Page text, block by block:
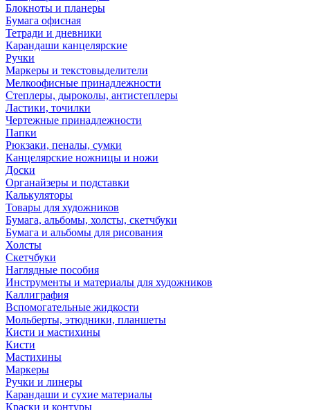
Блокноты и планеры
Бумага офисная
Тетради и дневники
Карандаши канцелярские
Ручки
Маркеры и текстовыделители
Мелкоофисные принадлежности
Степлеры, дыроколы, антистеплеры
Ластики, точилки
Чертежные принадлежности
Папки
Рюкзаки, пеналы, сумки
Канцелярские ножницы и ножи
Доски
Органайзеры и подставки
Калькуляторы
Товары для художников
Бумага, альбомы, холсты, скетчбуки
Бумага и альбомы для рисования
Холсты
Скетчбуки
Наглядные пособия
Инструменты и материалы для художников
Каллиграфия
Вспомогательные жидкости
Мольберты, этюдники, планшеты
Кисти и мастихины
Кисти
Мастихины
Маркеры
Ручки и линеры
Карандаши и сухие материалы
Краски и контуры